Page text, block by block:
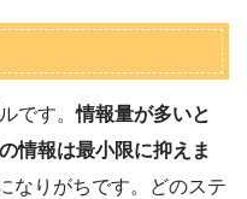
です。情報量が多いと
情報は最小限に抑えま
なりがちです。どのステ